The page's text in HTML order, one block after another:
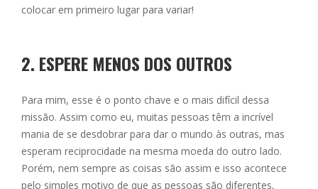
colocar em primeiro lugar para variar!
2. ESPERE MENOS DOS OUTROS
Para mim, esse é o ponto chave e o mais difícil dessa
missão. Assim como eu, muitas pessoas têm a incrível
mania de se desdobrar para dar o mundo às outras, mas
esperam reciprocidade na mesma moeda do outro lado.
Porém, nem sempre as coisas são assim e isso acontece
pelo simples motivo de que as pessoas são diferentes,